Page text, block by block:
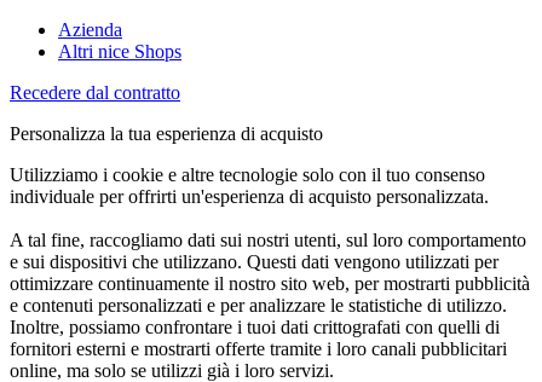
Azienda
Altri nice Shops
Recedere dal contratto
Personalizza la tua esperienza di acquisto
Utilizziamo i cookie e altre tecnologie solo con il tuo consenso
individuale per offrirti un'esperienza di acquisto personalizzata.
A tal fine, raccogliamo dati sui nostri utenti, sul loro comportamento
e sui dispositivi che utilizzano. Questi dati vengono utilizzati per
ottimizzare continuamente il nostro sito web, per mostrarti pubblicità
e contenuti personalizzati e per analizzare le statistiche di utilizzo.
Inoltre, possiamo confrontare i tuoi dati crittografati con quelli di
fornitori esterni e mostrarti offerte tramite i loro canali pubblicitari
online, ma solo se utilizzi già i loro servizi.